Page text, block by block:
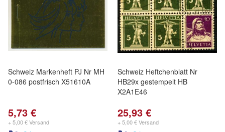
Schweiz Markenheft PJ Nr MH
0-086 postfrisch X51610A
5,73 €
+ 5,00 € Versand
Schweiz Heftchenblatt Nr
HB29x gestempelt HB
X2A1E46
25,93 €
+ 5,00 € Versand